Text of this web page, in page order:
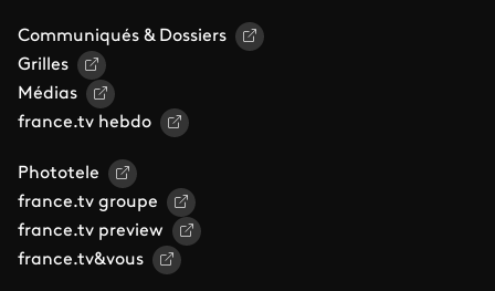
Communiqués & Dossiers
Grilles
Médias
france.tv hebdo
Phototele
france.tv groupe
france.tv preview
france.tv&vous